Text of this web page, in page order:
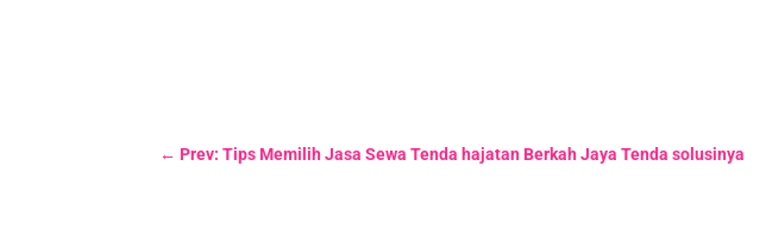
←Prev: Tips Memilih Jasa Sewa Tenda hajatan Berkah Jaya Tenda solusinya